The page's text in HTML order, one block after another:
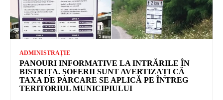
ADMINISTRAȚIE
PANOURI INFORMATIVE LA INTRĂRILE ÎN
BISTRIȚA. ȘOFERII SUNT AVERTIZAȚI CĂ
TAXA DE PARCARE SE APLICĂ PE ÎNTREG
TERITORIUL MUNICIPIULUI